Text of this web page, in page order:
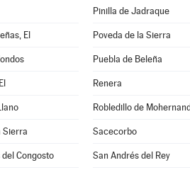
Pinilla de Jadraque
El Poveda de la Sierra
Puebla de Beleña
Renera
Robledillo de
Sierra Sacecorbo
Congosto San Andrés del Rey